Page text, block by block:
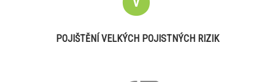
POJIŠTĚNÍ VELKÝCH POJISTNÝCH RIZIK